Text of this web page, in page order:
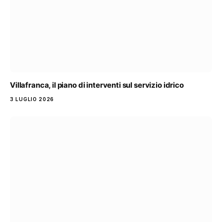
Villafranca, il piano di interventi sul servizio idrico
3 LUGLIO 2026